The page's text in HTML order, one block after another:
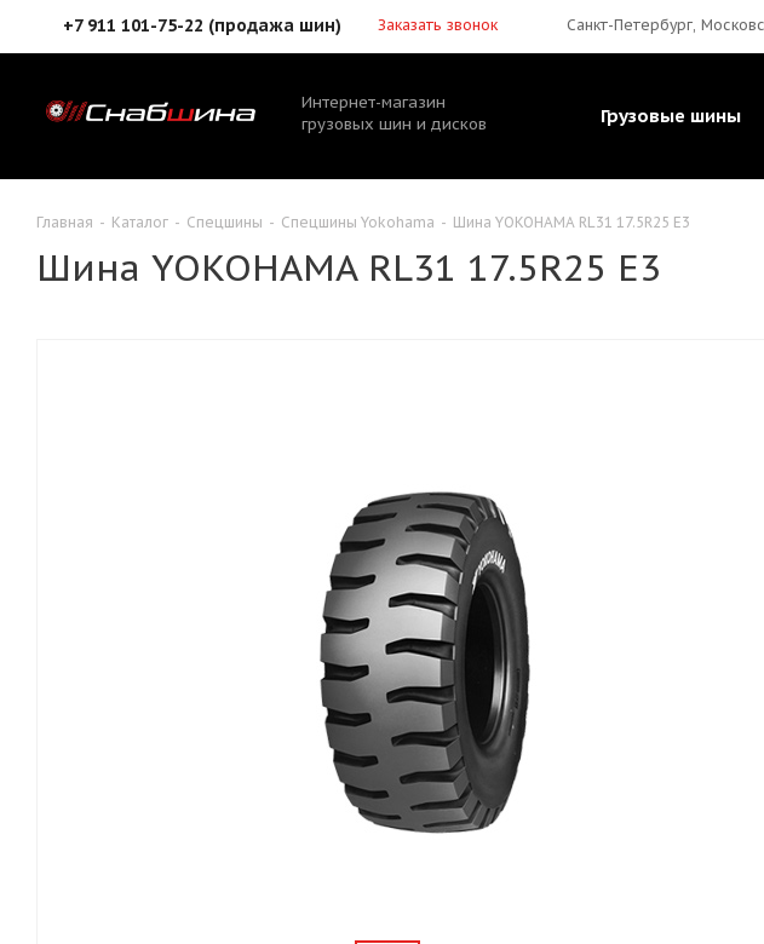
+7 911 101-75-22 (продажа шин) Заказать звонок Санкт-Петербург,
Интернет-магазин
грузовых шин и дисков
Грузовые шины
Главная - Каталог - Спецшины - Спецшины Yokohama - Шина YOKOHAMA RL31 17.5R25 E3
Шина YOKOHAMA RL31 17.5R25 E3